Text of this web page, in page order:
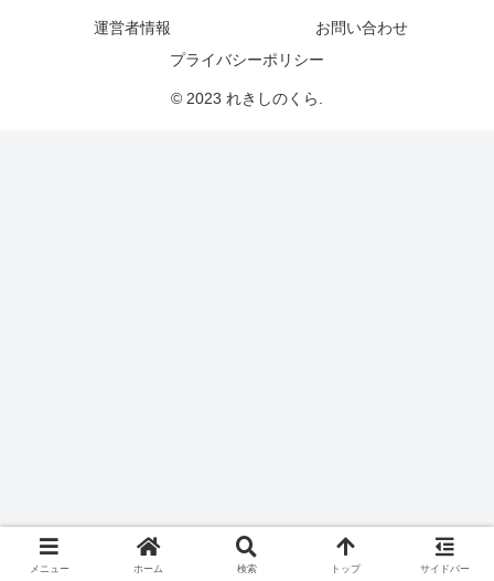
運営者情報
お問い合わせ
プライバシーポリシー
© 2023 れきしのくら.
メニュー ホーム 検索 トップ サイドバー